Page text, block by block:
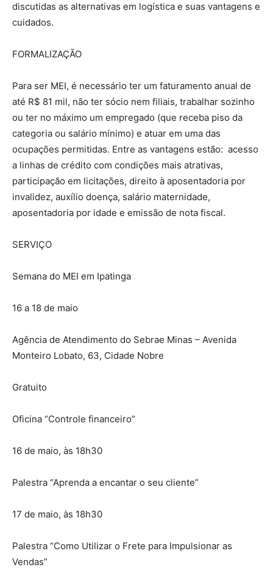
discutidas as alternativas em logística e suas vantagens e
cuidados.
FORMALIZAÇÃO
Para ser MEI, é necessário ter um faturamento anual de
até R$ 81 mil, não ter sócio nem filiais, trabalhar sozinho
ou ter no máximo um empregado (que receba piso da
categoria ou salário mínimo) e atuar em uma das
ocupações permitidas. Entre as vantagens estão: acesso
a linhas de crédito com condições mais atrativas,
participação em licitações, direito à aposentadoria por
invalidez, auxílio doença, salário maternidade,
aposentadoria por idade e emissão de nota fiscal.
SERVIÇO
Semana do MEI em Ipatinga
16 a 18 de maio
Agência de Atendimento do Sebrae Minas – Avenida
Monteiro Lobato, 63, Cidade Nobre
Gratuito
Oficina “Controle financeiro”
16 de maio, às 18h30
Palestra “Aprenda a encantar o seu cliente”
17 de maio, às 18h30
Palestra “Como Utilizar o Frete para Impulsionar as
Vendas”